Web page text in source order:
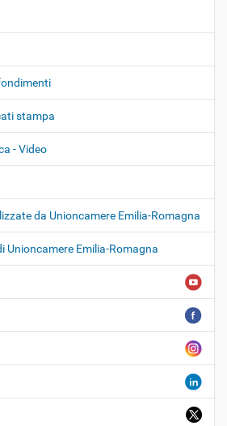
stampa
- Video
da Unioncamere Emilia-Romagna
Unioncamere Emilia-Romagna